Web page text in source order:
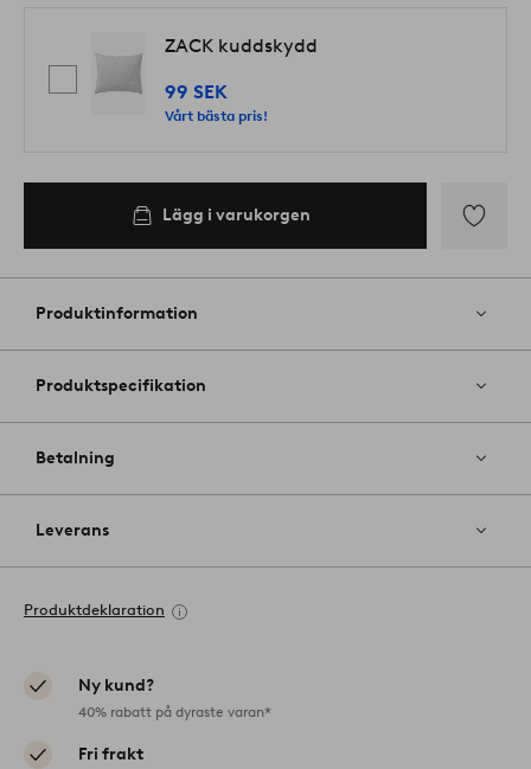
ZACK kuddskydd
99 SEK
Vårt bästa pris!
Lägg i varukorgen
till
favoriter
Produktinformation
Produktspecifikation
Betalning
Leverans
Produktdeklaration
Ny kund?
40% rabatt på dyraste varan*
Fri frakt